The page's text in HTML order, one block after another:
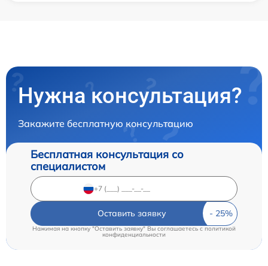
Нужна консультация?
Закажите бесплатную консультацию
Бесплатная консультация со
специалистом
Оставить заявку
Нажимая на кнопку "Оставить заявку" Вы соглашаетесь cполитикой
конфиденциальности